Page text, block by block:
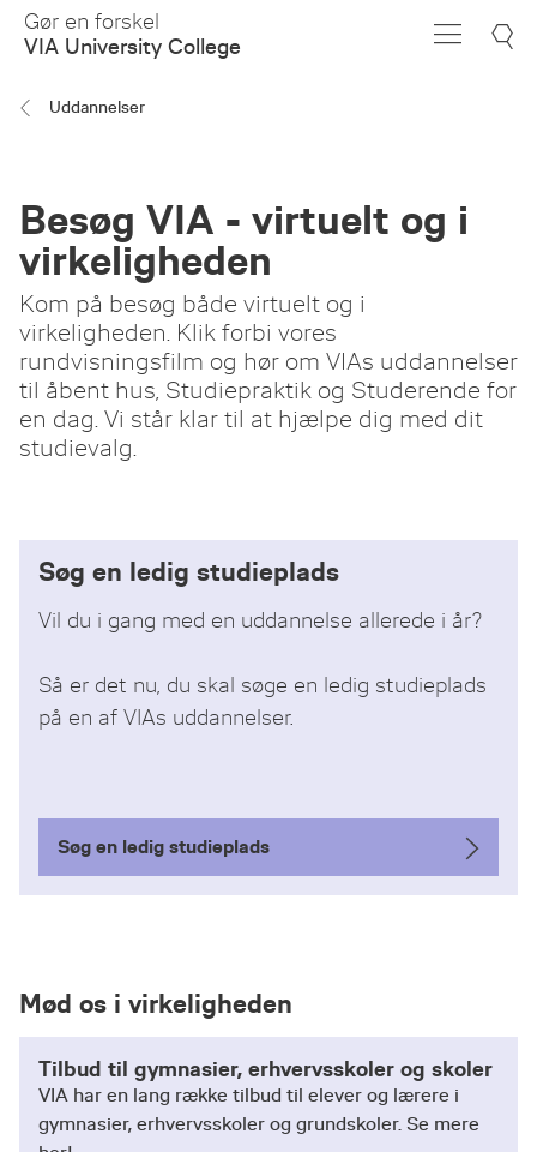
Skip
Main
Gør en forskel
VIA University College
Uddannelser
Besøg VIA - virtuelt og i
virkeligheden
Kom på besøg både virtuelt og i
virkeligheden. Klik forbi vores
rundvisningsfilm og hør om VIAs uddannelser
til åbent hus, Studiepraktik og Studerende for
en dag. Vi står klar til at hjælpe dig med dit
studievalg.
Søg en ledig studieplads
Vil du i gang med en uddannelse allerede i år?
Så er det nu, du skal søge en ledig studieplads
på en af VIAs uddannelser.
Søg en ledig studieplads
Mød os i virkeligheden
Tilbud til gymnasier, erhvervsskoler og skoler
VIA har en lang række tilbud til elever og lærere i
gymnasier, erhvervsskoler og grundskoler. Se mere